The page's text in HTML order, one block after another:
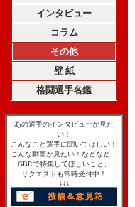
インタビュー
コラム
その他
壁 紙
格闘選手名鑑
あの選手のインタビューが見た
い！
こんなこと選手に聞いてほしい！
こんな動画が見たい！などなど、
GBRで特集してほしいこと、
リクエストも常時受付中！
↓↓↓